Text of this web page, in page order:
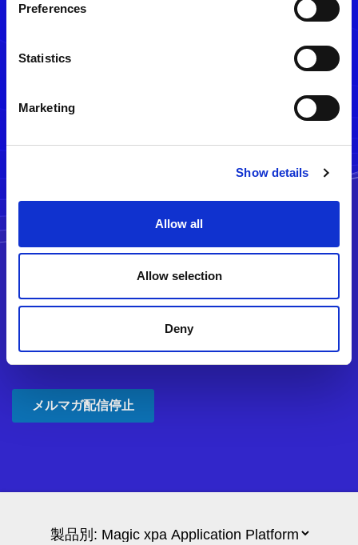
Preferences
Statistics
Marketing
Show details
Allow all
Allow selection
Deny
メルマガ配信停止